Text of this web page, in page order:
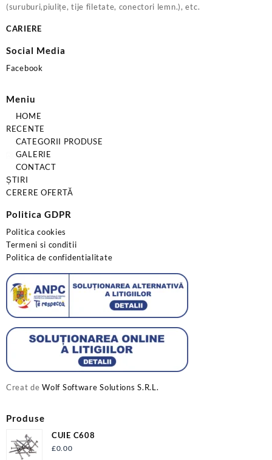
(suruburi,piulițe, tije filetate, conectori lemn.), etc.
CARIERE
Social Media
Facebook
Meniu
HOME
RECENTE
CATEGORII PRODUSE
GALERIE
CONTACT
ȘTIRI
CERERE OFERTĂ
Politica GDPR
Politica cookies
Termeni si conditii
Politica de confidentialitate
Creat deWolf Software Solutions S.R.L.
Produse
CUIE C608
£0.00